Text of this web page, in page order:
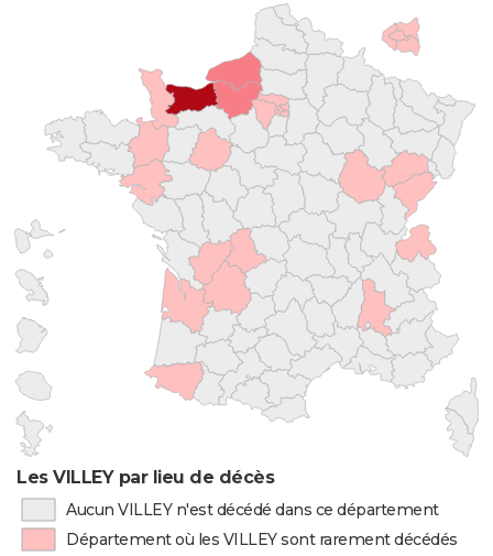
Les VILLEY par lieu de décès
Aucun VILLEY n'est décédé dans ce département
Département où les VILLEY sont rarement décédés